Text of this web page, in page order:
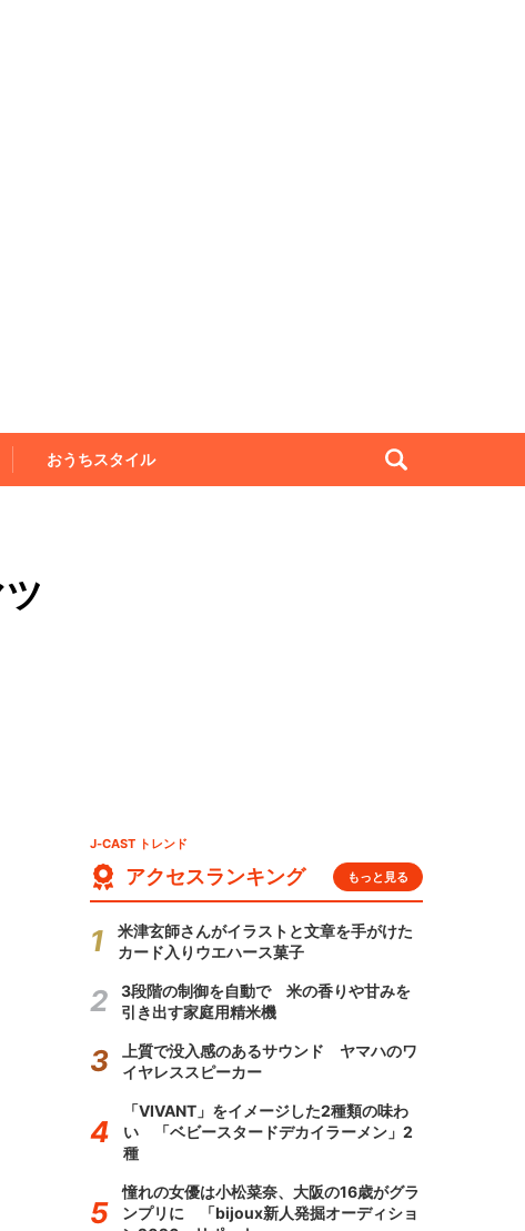
おうちスタイル
J-CAST トレンド
アクセスランキング もっと見る
米津玄師さんがイラストと文章を手がけた
カード入りウエハース菓子
3段階の制御を自動で 米の香りや甘みを
引き出す家庭用精米機
上質で没入感のあるサウンド ヤマハのワ
イヤレススピーカー
「VIVANT」をイメージした2種類の味わ
い 「ベビースタードデカイラーメン」2
種
憧れの女優は小松菜奈、大阪の16歳がグラ
ンプリに 「bijoux新人発掘オーディショ